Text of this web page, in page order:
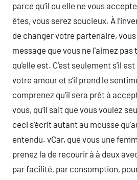
parce qu’il ou elle ne vous
êtes, vous serez soucieux. À
de changer votre partenaire,
message que vous ne l’aimez pas
qu’elle est. C’est seulement s’il
votre amour et s’il prend le
comprenez qu’il sera prêt à
vous, qu’il sait que vous voulez
ceci s’écrit autant au mousse
entendu. vCar, que vous une
prenez la de recourir à à deux
par facilité, par consomption,